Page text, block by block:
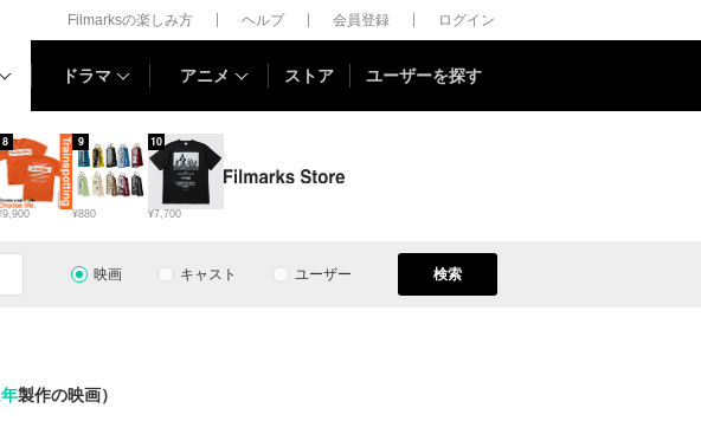
Filmarksの楽しみ方 ヘルプ 会員登録 ログイン
ドラマ アニメ ストア ユーザーを探す
8
¥880
9
¥7,700
10
映画 キャスト ユーザー 検索
製作の映画）